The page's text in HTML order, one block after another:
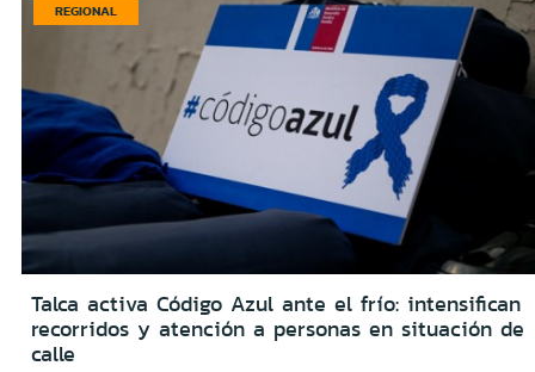
REGIONAL
Talca activa Código Azul ante el frío: intensifican
recorridos y atención a personas en situación de
calle